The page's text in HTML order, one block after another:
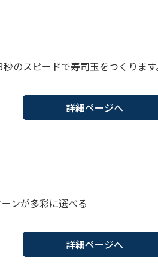
のスピードで寿司玉をつくりま
詳細ページへ
ンが多彩に選べる
詳細ページへ